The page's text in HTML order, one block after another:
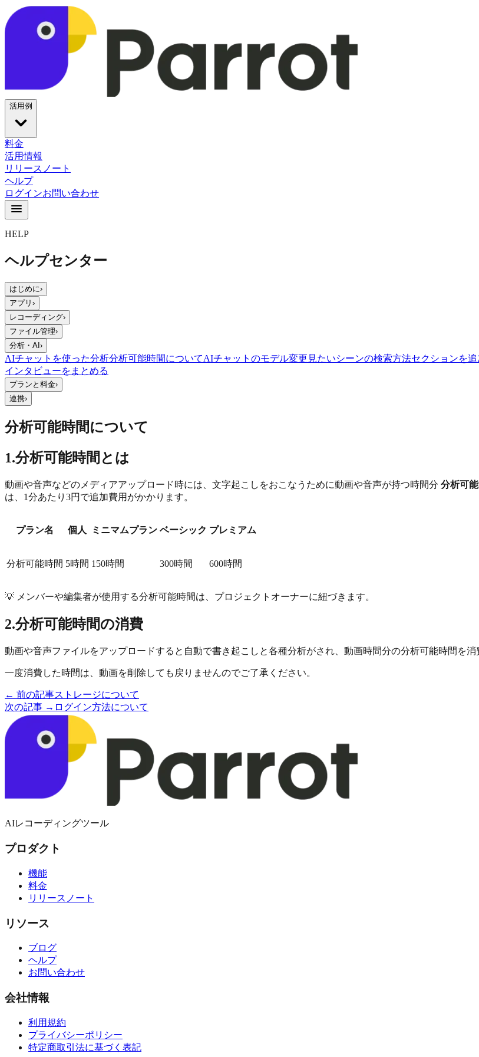
活用例
料金
活用情報
リリースノート
ヘルプ
ログインお問い合わせ
HELP
ヘルプセンター
はじめに›
アプリ ›
レコーディング›
ファイル管理›
分析・AI ›
AIチャットを使った分析分析可能時間についてAIチャットのモデル変更 見たいシーンの検索方法セクションを追
インタビューをまとめる
プランと料金›
連携›
分析可能時間について
1.分析可能時間とは
動画や音声などのメディアアップロード時には、文字起こしをおこなうために動画や音声が持つ時間分 分析可
は、1分あたり3円で追加費用がかかります。
プラン名 個人 ミニマムプラン ベーシック プレミアム
分析可能時間 5時間 150時間 300時間 600時間
💡 メンバーや編集者が使用する分析可能時間は、プロジェクトオーナーに紐づきます。
2.分析可能時間の消費
動画や音声ファイルをアップロードすると自動で書き起こしと各種分析がされ、動画時間分の分析可能時間を
一度消費した時間は、動画を削除しても戻りませんのでご了承ください。
← 前の記事ストレージについて
次の記事 → ログイン方法について
AIレコーディングツール
プロダクト
機能
料金
リリースノート
リソース
ブログ
ヘルプ
お問い合わせ
会社情報
利用規約
プライバシーポリシー
特定商取引法に基づく表記